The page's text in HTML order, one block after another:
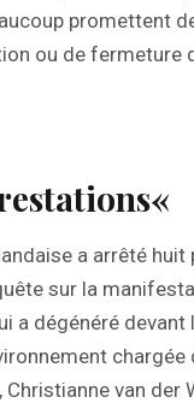
promettent
ou de fermeture
a arrêté huit
sur la
a dégénéré
Christianne van der